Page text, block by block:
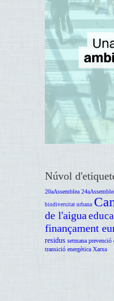
Núvol
20aAssemblea
biodiversitat urbana
de l'aigua
finançament
residus setmana prevenció
transició energètica Xarxa